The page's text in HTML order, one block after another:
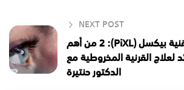
NEXT POST
تقنية بيكسل (PiXL): 2 من أهم
لعلاج القرنية المخروطية مع
الدكتور حنتيرة